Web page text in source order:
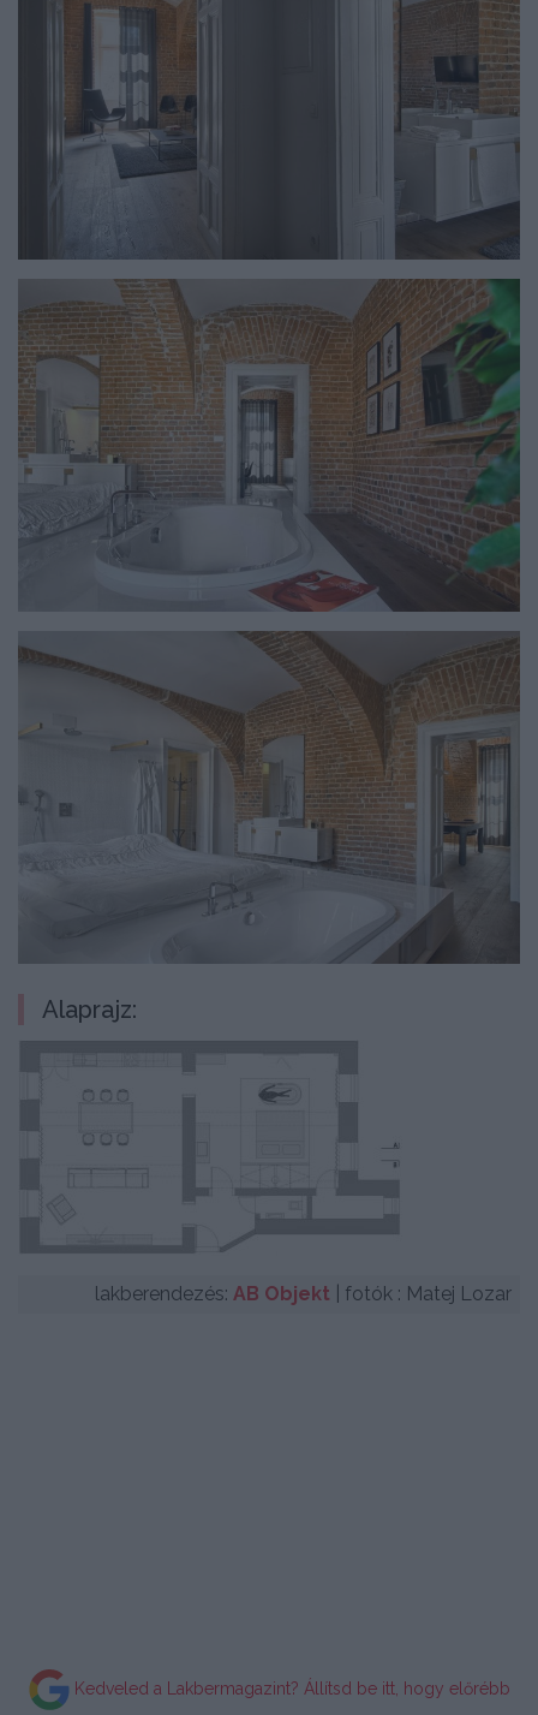
Alaprajz:
lakberendezés: AB Objekt | fotók : Matej Lozar
Kedveled a Lakbermagazint? Állítsd be itt, hogy előrébb